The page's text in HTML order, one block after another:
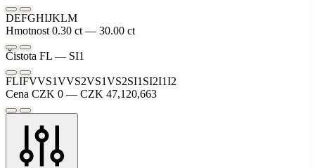
DEFGHIJKLM
Hmotnost 0.30 ct — 30.00 ct
Čistota FL — SI1
FLIFVVS1VVS2VS1VS2SI1 SI2I1I2
Cena CZK 0 — CZK 47,120,663